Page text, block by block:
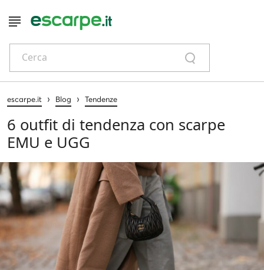
Cerca
escarpe.it › Blog › Tendenze
6 outfit di tendenza con scarpe
EMU e UGG